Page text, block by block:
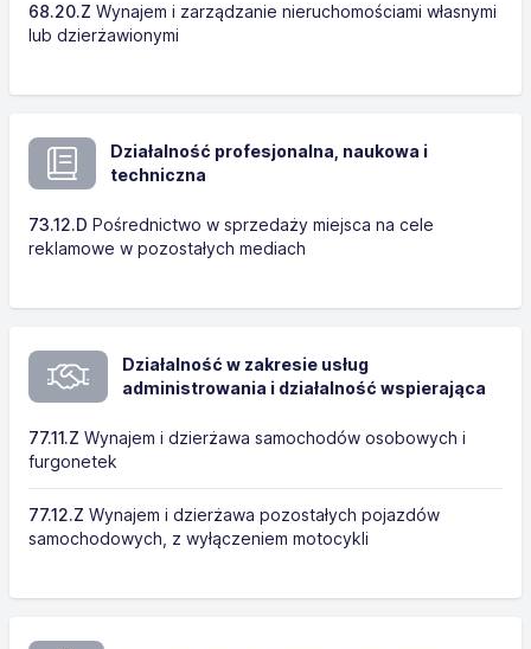
68.20.Z Wynajem i zarządzanie nieruchomościami własnymi
lub dzierżawionymi
Działalność profesjonalna, naukowa i
techniczna
73.12.D Pośrednictwo w sprzedaży miejsca na cele
reklamowe w pozostałych mediach
Działalność w zakresie usług
administrowania i działalność wspierająca
77.11.Z Wynajem i dzierżawa samochodów osobowych i
furgonetek
77.12.Z Wynajem i dzierżawa pozostałych pojazdów
samochodowych, z wyłączeniem motocykli